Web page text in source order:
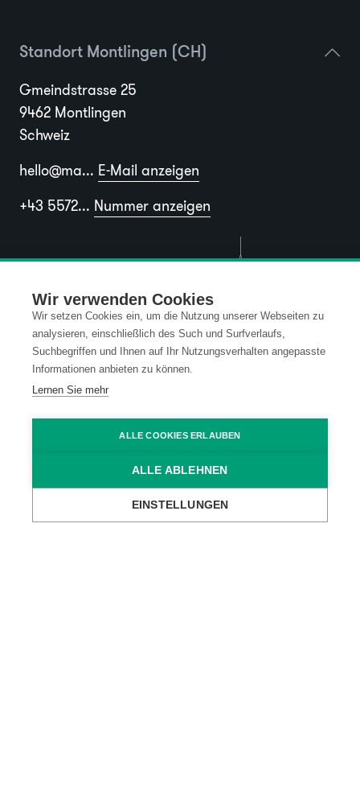
Wir verwenden Cookies
Wir setzen Cookies ein, um die Nutzung unserer Webseiten zu
analysieren, einschließlich des Such und Surfverlaufs,
Suchbegriffen und Ihnen auf Ihr Nutzungsverhalten angepasste
Informationen anbieten zu können.
Lernen Sie mehr
ALLE COOKIES ERLAUBEN
ALLE ABLEHNEN
EINSTELLUNGEN
Standort Montlingen (CH)
Gmeindstrasse 25
9462 Montlingen
Schweiz
hello@ma... E-Mail anzeigen
+43 5572... Nummer anzeigen
Standort Vaduz (FL)
Standort Dornbirn (A)